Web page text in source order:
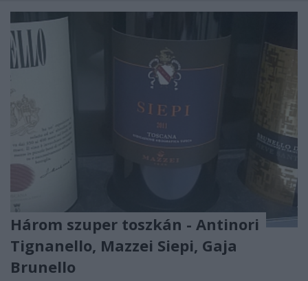
Három szuper toszkán - Antinori
Tignanello, Mazzei Siepi, Gaja
Brunello